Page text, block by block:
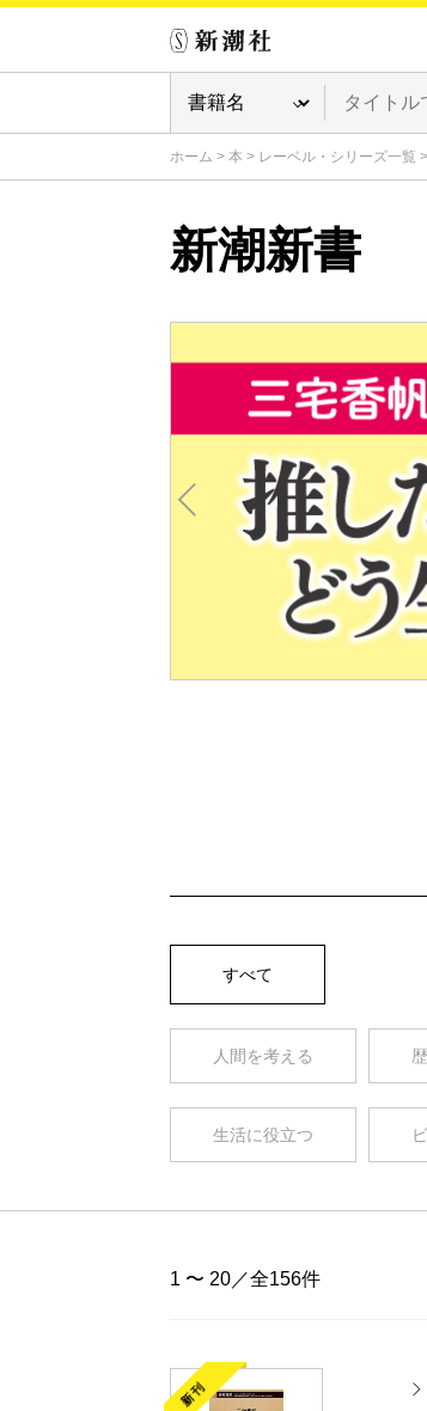
ホーム > 本 > レーベル・シリーズ一覧 >
新潮新書
すべて
人間を考える
生活に役立つ
1 〜 20／全156件
新刊